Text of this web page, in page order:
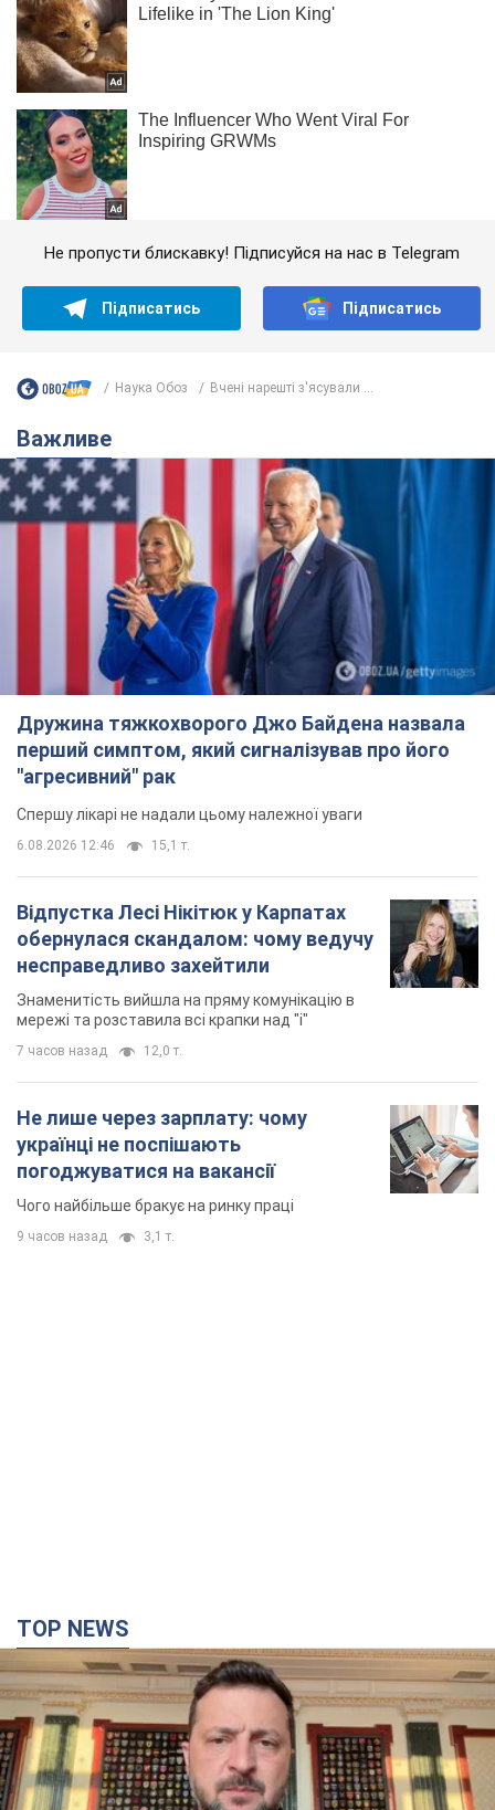
Не пропусти блискавку! Підписуйся на нас в Telegram
Підписатись Підписатись
Наука Обоз Вчені нарешті з'ясували ...
Важливе
Дружина тяжкохворого Джо Байдена назвала
перший симптом, який сигналізував про його
"агресивний" рак
Спершу лікарі не надали цьому належної уваги
6.08.2026 12:46 15,1 т.
Відпустка Лесі Нікітюк у Карпатах
обернулася скандалом: чому ведучу
несправедливо захейтили
Знаменитість вийшла на пряму комунікацію в
мережі та розставила всі крапки над "і"
7 часов назад 12,0 т.
Не лише через зарплату: чому
українці не поспішають
погоджуватися на вакансії
Чого найбільше бракує на ринку праці
9 часов назад 3,1 т.
TOP NEWS